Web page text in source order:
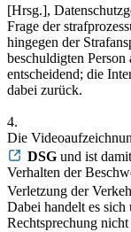
[Hrsg.],
Frage der
hingegen der
beschuldigten
entscheidend; die
dabei zurück.
4.
Die
DSG und ist
Verhalten der
Verletzung der
Dabei handelt es
Rechtsprechung